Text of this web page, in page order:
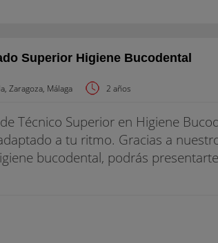
Superior Higiene Bucodental
Zaragoza, Málaga 2 años
Técnico Superior en Higiene
a tu ritmo. Gracias a
bucodental, podrás